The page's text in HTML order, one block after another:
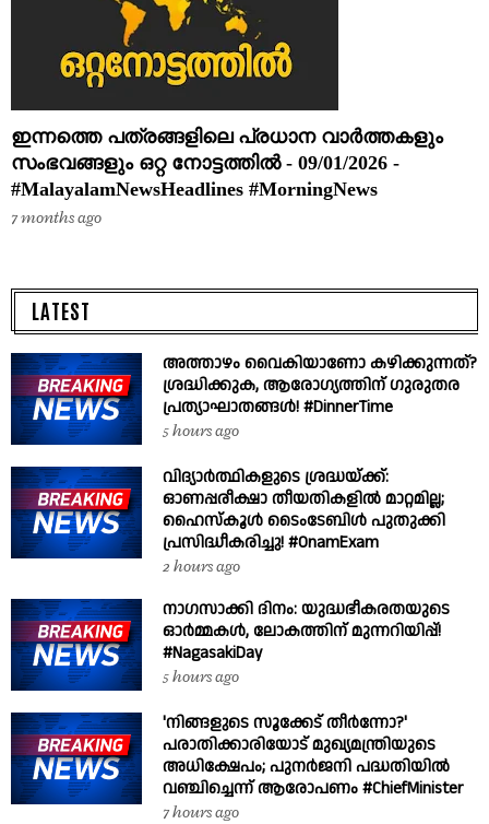
ഇന്നത്തെ പത്രങ്ങളിലെ പ്രധാന വാർത്തകളും
സംഭവങ്ങളും ഒറ്റ നോട്ടത്തിൽ - 09/01/2026 -
#MalayalamNewsHeadlines #MorningNews
7 months ago
LATEST
അത്താഴം വൈകിയാണോ കഴിക്കുന്നത്?
ശ്രദ്ധിക്കുക, ആരോഗ്യത്തിന് ഗുരുതര
പ്രത്യാഘാതങ്ങൾ! #DinnerTime
5 hours ago
വിദ്യാർത്ഥികളുടെ ശ്രദ്ധയ്ക്ക്:
ഓണപ്പരീക്ഷാ തീയതികളിൽ മാറ്റമില്ല;
ഹൈസ്കൂൾ ടൈംടേബിൾ പുതുക്കി
പ്രസിദ്ധീകരിച്ചു! #OnamExam
2 hours ago
നാഗസാക്കി ദിനം: യുദ്ധഭീകരതയുടെ
ഓർമ്മകൾ, ലോകത്തിന് മുന്നറിയിപ്പ്!
#NagasakiDay
5 hours ago
'നിങ്ങളുടെ സൂക്കേട് തീർന്നോ?'
പരാതിക്കാരിയോട് മുഖ്യമന്ത്രിയുടെ
അധിക്ഷേപം; പുനർജനി പദ്ധതിയിൽ
വഞ്ചിച്ചെന്ന് ആരോപണം #ChiefMinister
7 hours ago